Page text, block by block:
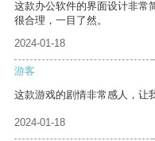
这款办公软件的界面设计非常
很合理，一目了然。
2024-01-18
游客
这款游戏的剧情非常感人，让
2024-01-18